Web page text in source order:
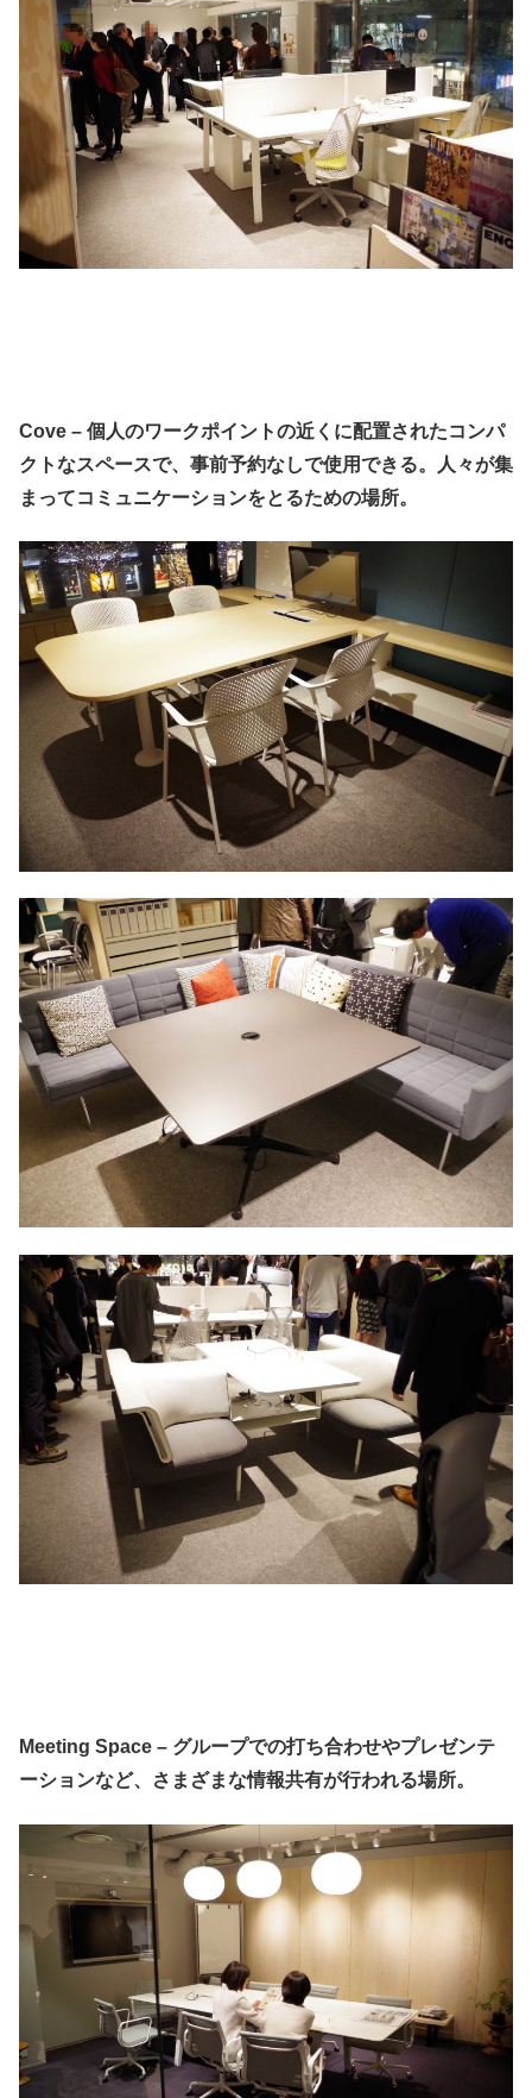
Cove – 個人のワークポイントの近くに配置されたコンパ
クトなスペースで、事前予約なしで使用できる。人々が集
まってコミュニケーションをとるための場所。
Meeting Space – グループでの打ち合わせやプレゼンテ
ーションなど、さまざまな情報共有が行われる場所。